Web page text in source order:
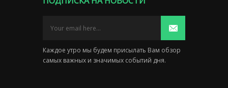
Каждое утро мы будем присылать Вам обзор
самых важных и значимых событий дня.